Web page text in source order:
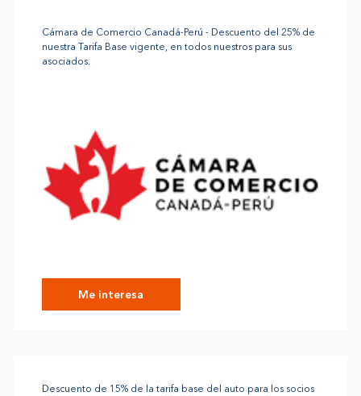
Cámara de Comercio Canadá-Perú - Descuento del 25% de
nuestra Tarifa Base vigente, en todos nuestros para sus
asociados.
Me interesa
Descuento de 15% de la tarifa base del auto para los socios